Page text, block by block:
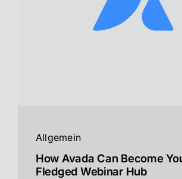
Allgemein
How Avada Can Become
Fledged Webinar Hub